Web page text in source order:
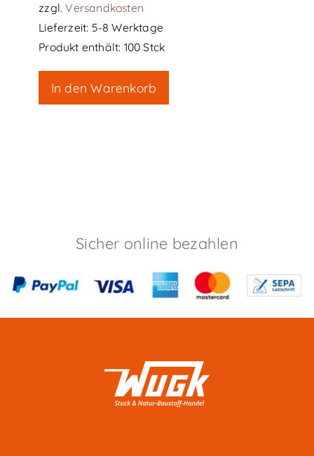
zzgl.Versandkosten
Lieferzeit: 5-8 Werktage
Produkt enthält: 100Stck
In den Warenkorb
Sicher online bezahlen